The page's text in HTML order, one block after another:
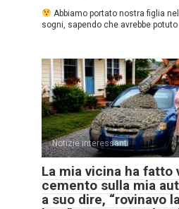
Abbiamo portato nostra figlia
sogni, sapendo che avrebbe potuto
Notizie interessanti
La mia vicina ha fatto
cemento sulla mia
a suo dire, “rovinavo